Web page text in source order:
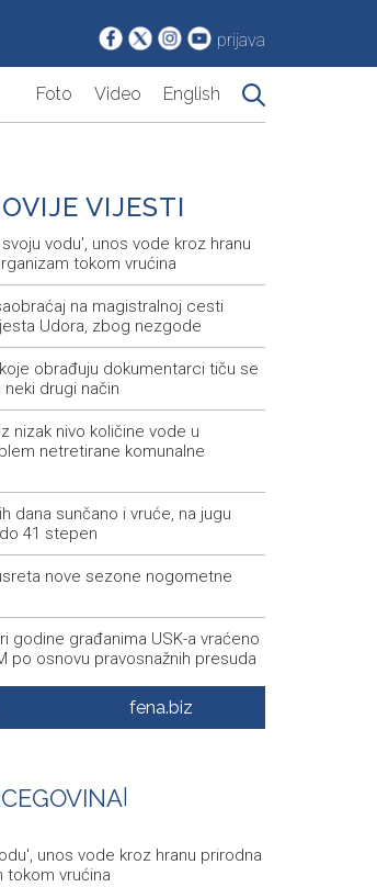
prijava
Foto Video English
VIJESTI
vodu', unos vode kroz hranu
tokom vrućina
na magistralnoj cesti
Udora, zbog nezgode
obrađuju dokumentarci tiču se
neki drugi način
nizak nivo količine vode u
netretirane komunalne
dana sunčano i vruće, na jugu
41 stepen
nove sezone nogometne
godine građanima USK-a vraćeno
po osnovu pravosnažnih presuda
sa Admirom i Irmom Husić u
vatrogasci i helikopteri
iz Meke nije usmjeren ni
je i za prijateljske zemlje
fena.biz
unos vode kroz hranu prirodna
tokom vrućina